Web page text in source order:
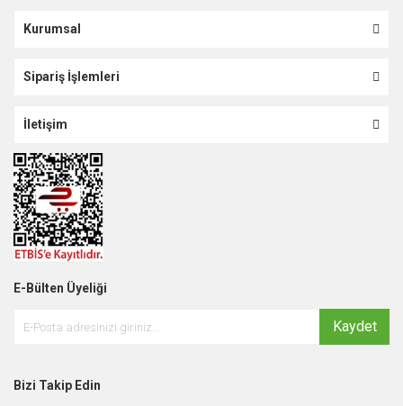
Kurumsal
Sipariş İşlemleri
İletişim
E-Bülten Üyeliği
Kaydet
Bizi Takip Edin